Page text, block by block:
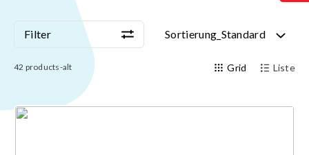
Filter Sortierung_Standard
42 products-alt Grid Liste